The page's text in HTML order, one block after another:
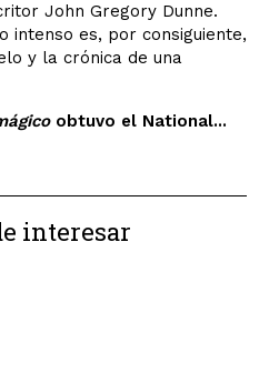
John Gregory Dunne.
intenso es, por consiguiente,
y la crónica de una
obtuvo el National...
interesar